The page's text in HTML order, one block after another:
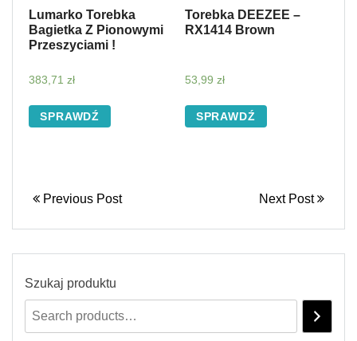
Lumarko Torebka
Bagietka Z Pionowymi
Przeszyciami !
383,71 zł
SPRAWDŹ
Torebka DEEZEE –
RX1414 Brown
53,99 zł
SPRAWDŹ
Previous Post Next Post
Szukaj produktu